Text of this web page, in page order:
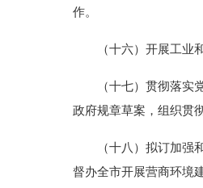
作。
（十六）开展工业和
（十七）贯彻落实党
政府规章草案，组织贯
（十八）拟订加强和
督办全市开展营商环境